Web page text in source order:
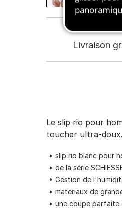
Livraison
Le slip rio pour
toucher ultra-
slip rio blanc pour
de la série
Gestion de
matériaux de
une coupe parfaite